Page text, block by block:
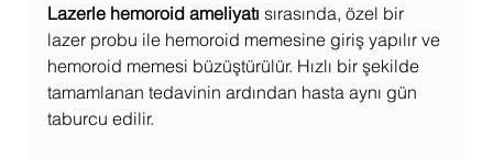
Lazerle hemoroid ameliyatı sırasında, özel bir
lazer probu ile hemoroid memesine giriş yapılır ve
hemoroid memesi büzüştürülür. Hızlı bir şekilde
tamamlanan tedavinin ardından hasta aynı gün
taburcu edilir.